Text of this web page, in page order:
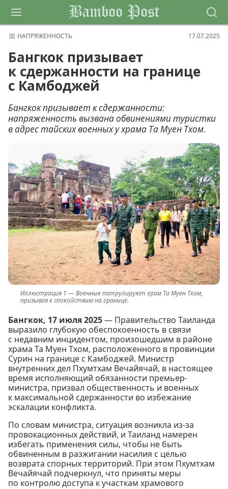
Bamboo Post
НАПРЯЖЕННОСТЬ 17.07.2025
Бангкок призывает
к сдержанности на границе
с Камбоджей
Бангкок призывает к сдержанности:
напряженность вызвана обвинениями туристки
в адрес тайских военных у храма Та Муен Тхом.
Военные патрулируют храм Та Муен Тхом,
призывая к спокойствию на границе.
Бангкок, 17 июля 2025— Правительство Таиланда
выразило глубокую обеспокоенность в связи
с недавним инцидентом, произошедшим в районе
храма Та Муен Тхом, расположенного в провинции
Сурин на границе с Камбоджей. Министр
внутренних дел Пхумтхам Вечайячай, в настоящее
время исполняющий обязанности премьер-
министра, призвал общественность и военных
к максимальной сдержанности во избежание
эскалации конфликта.
По словам министра, ситуация возникла из-за
провокационных действий, и Таиланд намерен
избегать применения силы, чтобы не быть
обвиненным в разжигании насилия с целью
возврата спорных территорий. При этом Пхумтхам
Вечайячай подчеркнул, что приняты меры
по контролю доступа к участкам храмового